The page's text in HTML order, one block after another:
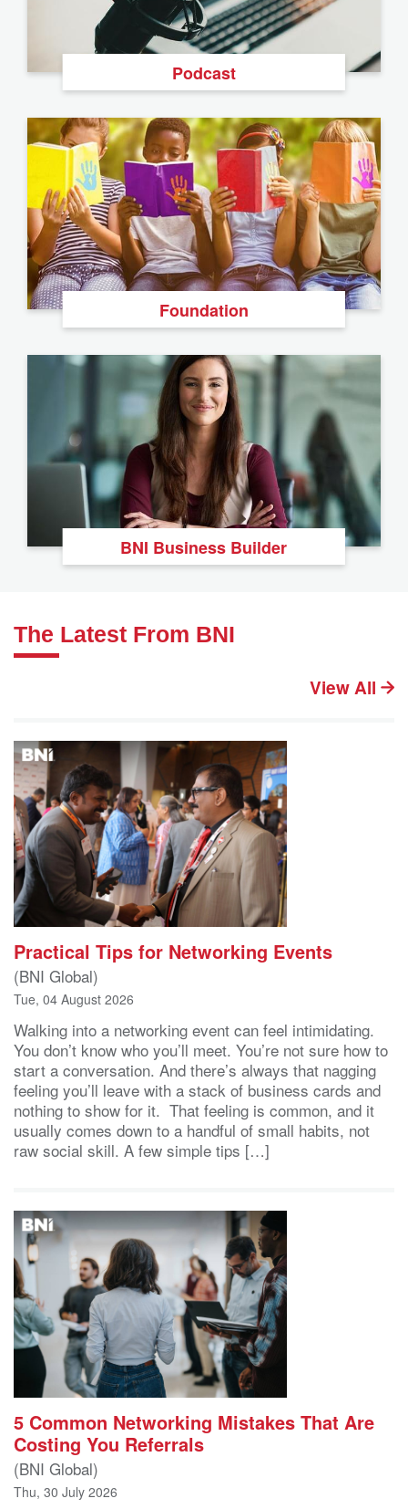
Podcast
Foundation
BNI Business Builder
The Latest From BNI
View All
Practical Tips for Networking Events
(BNI Global)
Tue, 04 August 2026
Walking into a networking event can feel intimidating.
You don’t know who you’ll meet. You’re not sure how to
start a conversation. And there’s always that nagging
feeling you’ll leave with a stack of business cards and
nothing to show for it. That feeling is common, and it
usually comes down to a handful of small habits, not
raw social skill. A few simple tips […]
5 Common Networking Mistakes That Are
Costing You Referrals
(BNI Global)
Thu, 30 July 2026